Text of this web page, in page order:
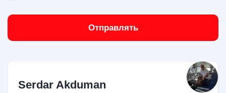
Отправлять
Serdar Akduman